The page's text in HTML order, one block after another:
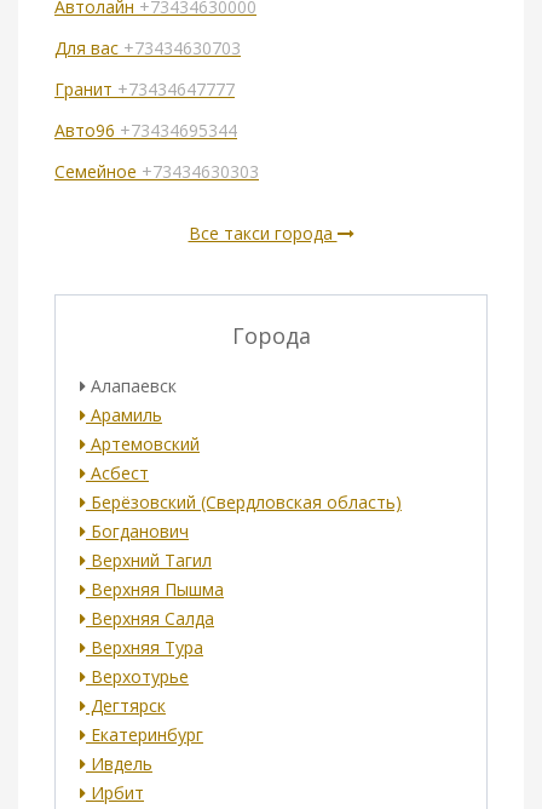
Автолайн +73434630000
Для вас +73434630703
Гранит +73434647777
Авто96 +73434695344
Семейное +73434630303
Все такси города
Города
Алапаевск
Арамиль
Артемовский
Асбест
Берёзовский (Свердловская область)
Богданович
Верхний Тагил
Верхняя Пышма
Верхняя Салда
Верхняя Тура
Верхотурье
Дегтярск
Екатеринбург
Ивдель
Ирбит